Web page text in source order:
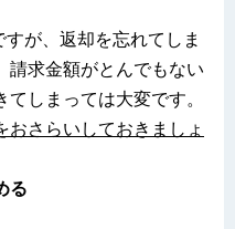
が、返却を忘れてしま
請求金額がとんでもない
しまっては大変です。
おさらいしておきましょ
る